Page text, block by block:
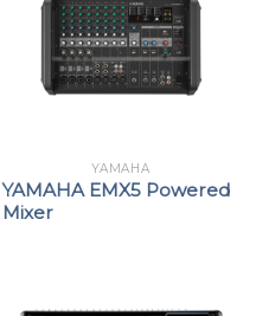
YAMAHA
YAMAHA EMX5 Powered
Mixer